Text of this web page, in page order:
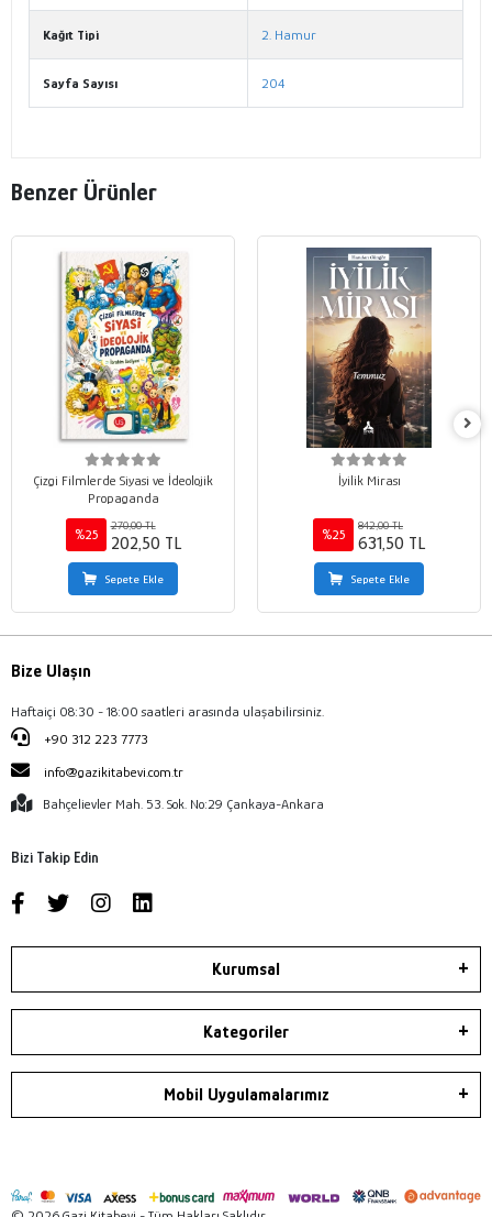
Kağıt Tipi 2. Hamur
Sayfa Sayısı 204
Benzer Ürünler
Çizgi Filmlerde Siyasi ve İdeolojik
Propaganda
%25
270,00 TL
202,50 TL
Sepete Ekle
İyilik Mirası
%25
842,00 TL
631,50 TL
Sepete Ekle
Bize Ulaşın
Haftaiçi 08:30 - 18:00 saatleri arasında ulaşabilirsiniz.
+90 312 223 7773
info@gazikitabevi.com.tr
Bahçelievler Mah. 53. Sok. No:29 Çankaya-Ankara
Bizi Takip Edin
Kurumsal
Kategoriler
Mobil Uygulamalarımız